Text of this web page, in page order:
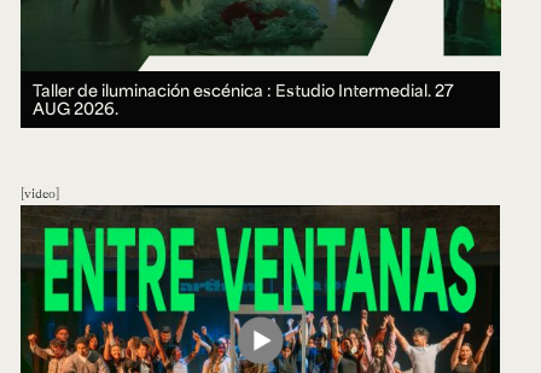
Taller de iluminación escénica : Estudio Intermedial.27
AUG 2026.
video